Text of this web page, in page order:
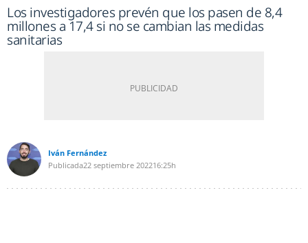
Los investigadores prevén que los pasen de 8,4
millones a 17,4 si no se cambian las medidas
sanitarias
Iván Fernández
Publicada22 septiembre 202216:25h